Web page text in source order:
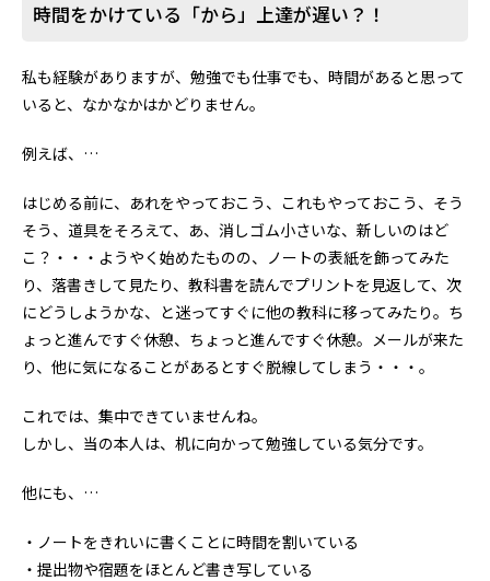
時間をかけている「から」上達が遅い？！
私も経験がありますが、勉強でも仕事でも、時間があると思って
いると、なかなかはかどりません。
例えば、…
はじめる前に、あれをやっておこう、これもやっておこう、そう
そう、道具をそろえて、あ、消しゴム小さいな、新しいのはど
こ？・・・ようやく始めたものの、ノートの表紙を飾ってみた
り、落書きして見たり、教科書を読んでプリントを見返して、次
にどうしようかな、と迷ってすぐに他の教科に移ってみたり。ち
ょっと進んですぐ休憩、ちょっと進んですぐ休憩。メールが来た
り、他に気になることがあるとすぐ脱線してしまう・・・。
これでは、集中できていませんね。
しかし、当の本人は、机に向かって勉強している気分です。
他にも、…
・ノートをきれいに書くことに時間を割いている
・提出物や宿題をほとんど書き写している